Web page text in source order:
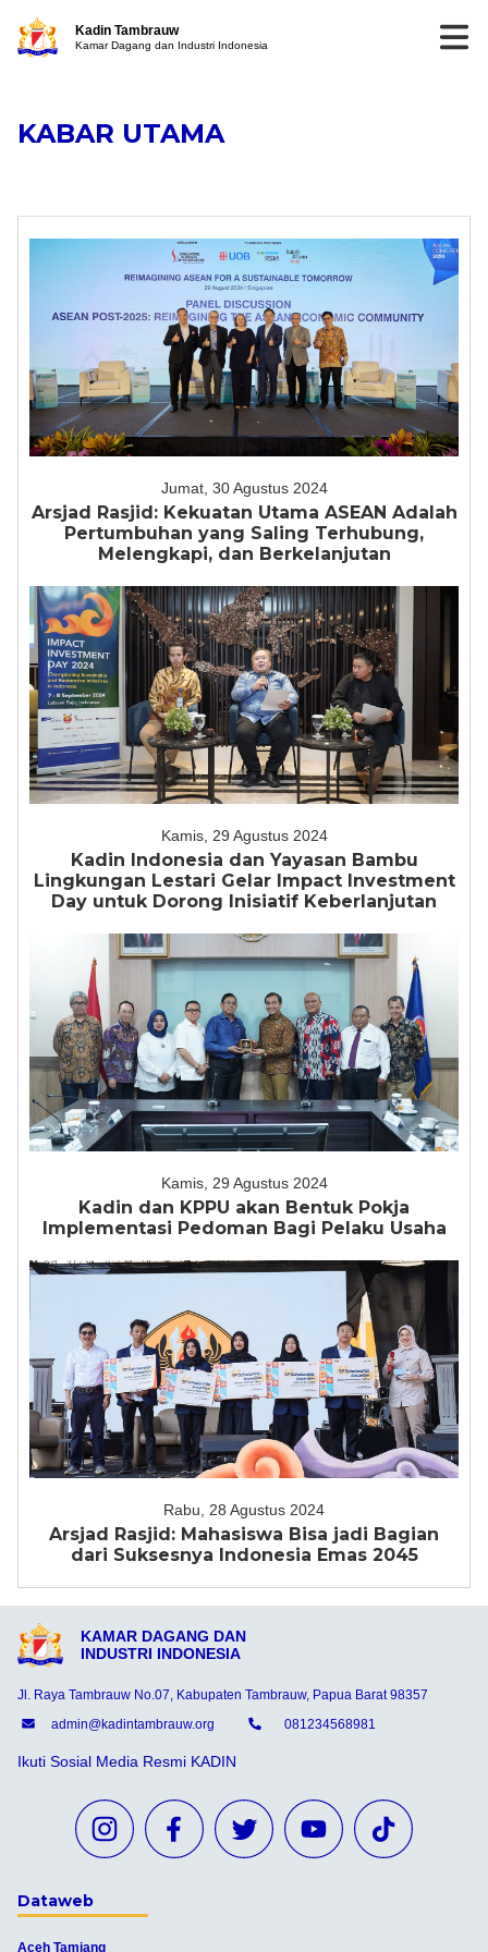
Kadin Tambrauw
Kamar Dagang dan Industri Indonesia
KABAR UTAMA
Jumat, 30 Agustus 2024
Arsjad Rasjid: Kekuatan Utama ASEAN Adalah
Pertumbuhan yang Saling Terhubung,
Melengkapi, dan Berkelanjutan
Kamis, 29 Agustus 2024
Kadin Indonesia dan Yayasan Bambu
Lingkungan Lestari Gelar Impact Investment
Day untuk Dorong Inisiatif Keberlanjutan
Kamis, 29 Agustus 2024
Kadin dan KPPU akan Bentuk Pokja
Implementasi Pedoman Bagi Pelaku Usaha
Rabu, 28 Agustus 2024
Arsjad Rasjid: Mahasiswa Bisa jadi Bagian
dari Suksesnya Indonesia Emas 2045
KAMAR DAGANG DAN
INDUSTRI INDONESIA
Jl. Raya Tambrauw No.07, Kabupaten Tambrauw, Papua Barat 98357
admin@kadintambrauw.org
081234568981
Ikuti Sosial Media Resmi KADIN
Dataweb
Aceh Tamiang